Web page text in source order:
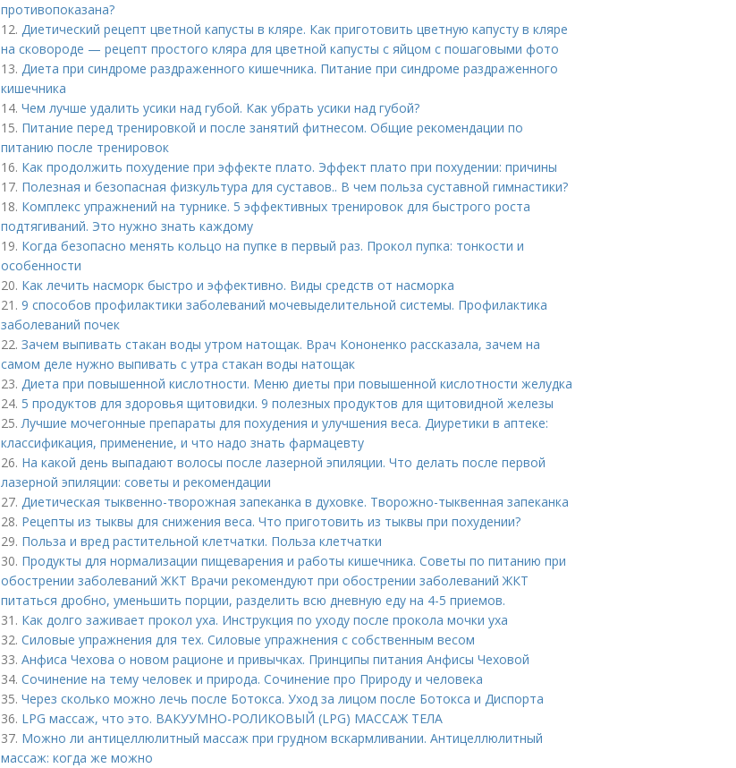
противопоказана?
12. Диетический рецепт цветной капусты в кляре. Как приготовить цветную капусту в кляре
на сковороде — рецепт простого кляра для цветной капусты с яйцом с пошаговыми фото
13. Диета при синдроме раздраженного кишечника. Питание при синдроме раздраженного
кишечника
14. Чем лучше удалить усики над губой. Как убрать усики над губой?
15. Питание перед тренировкой и после занятий фитнесом. Общие рекомендации по
питанию после тренировок
16. Как продолжить похудение при эффекте плато. Эффект плато при похудении: причины
17. Полезная и безопасная физкультура для суставов.. В чем польза суставной гимнастики?
18. Комплекс упражнений на турнике. 5 эффективных тренировок для быстрого роста
подтягиваний. Это нужно знать каждому
19. Когда безопасно менять кольцо на пупке в первый раз. Прокол пупка: тонкости и
особенности
20. Как лечить насморк быстро и эффективно. Виды средств от насморка
21. 9 способов профилактики заболеваний мочевыделительной системы. Профилактика
заболеваний почек
22. Зачем выпивать стакан воды утром натощак. Врач Кононенко рассказала, зачем на
самом деле нужно выпивать с утра стакан воды натощак
23. Диета при повышенной кислотности. Меню диеты при повышенной кислотности желудка
24. 5 продуктов для здоровья щитовидки. 9 полезных продуктов для щитовидной железы
25.Лучшие мочегонные препараты для похудения и улучшения веса. Диуретики в аптеке:
классификация, применение, и что надо знать фармацевту
26. На какой день выпадают волосы после лазерной эпиляции. Что делать после первой
лазерной эпиляции: советы и рекомендации
27. Диетическая тыквенно-творожная запеканка в духовке. Творожно-тыквенная запеканка
28. Рецепты из тыквы для снижения веса. Что приготовить из тыквы при похудении?
29. Польза и вред растительной клетчатки. Польза клетчатки
30. Продукты для нормализации пищеварения и работы кишечника. Советы по питанию при
обострении заболеваний ЖКТ Врачи рекомендуют при обострении заболеваний ЖКТ
питаться дробно, уменьшить порции, разделить всю дневную еду на 4-5 приемов.
31. Как долго заживает прокол уха. Инструкция по уходу после прокола мочки уха
32. Силовые упражнения для тех. Силовые упражнения с собственным весом
33. Анфиса Чехова о новом рационе и привычках. Принципы питания Анфисы Чеховой
34. Сочинение на тему человек и природа. Сочинение про Природу и человека
35. Через сколько можно лечь после Ботокса. Уход за лицом после Ботокса и Диспорта
36. LPG массаж, что это. ВАКУУМНО-РОЛИКОВЫЙ (LPG) МАССАЖ ТЕЛА
37. Можно ли антицеллюлитный массаж при грудном вскармливании. Антицеллюлитный
массаж: когда же можно